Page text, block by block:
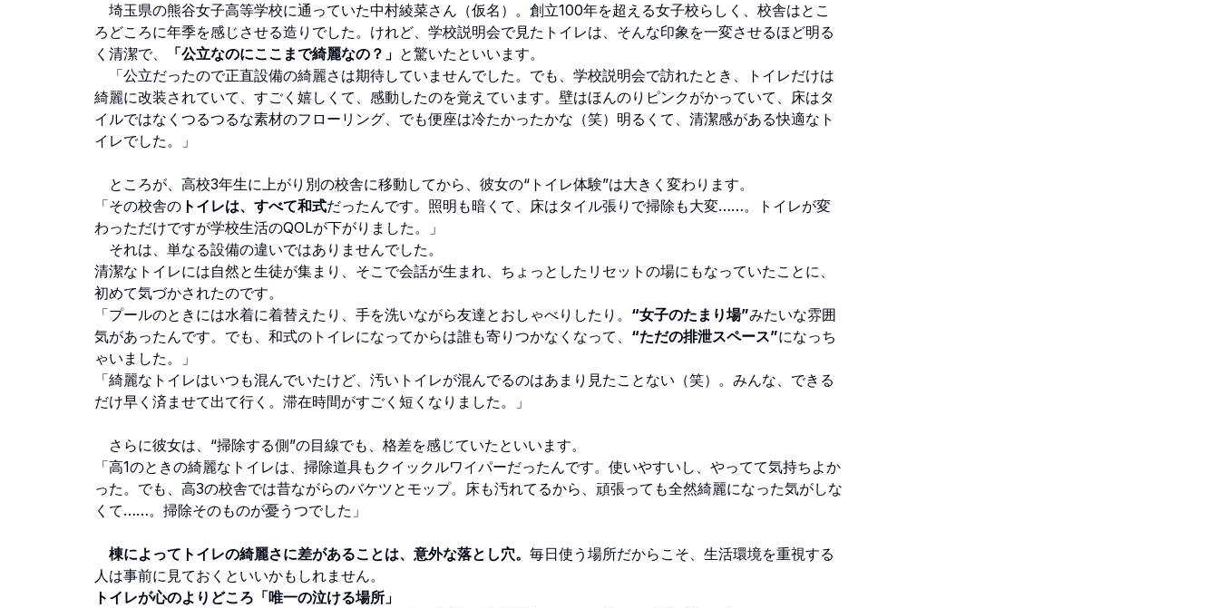
埼玉県の熊谷女子高等学校に通っていた中村綾菜さん（仮名）。創立100年を超える女子校らしく、校舎はとこ
ろどころに年季を感じさせる造りでした。けれど、学校説明会で見たトイレは、そんな印象を一変させるほど明る
く清潔で、
「公立なのにここまで綺麗なの？」 と驚いたといいます。
「公立だったので正直設備の綺麗さは期待していませんでした。でも、学校説明会で訪れたとき、トイレだけは
綺麗に改装されていて、すごく嬉しくて、感動したのを覚えています。壁はほんのりピンクがかっていて、床はタ
イルではなくつるつるな素材のフローリング、でも便座は冷たかったかな（笑）明るくて、清潔感がある快適なト
イレでした。」
ところが、高校3年生に上がり別の校舎に移動してから、彼女の“トイレ体験”は大きく変わります。
「その校舎の トイレは、すべて和式だったんです。照明も暗くて、床はタイル張りで掃除も大変……。トイレが変
わっただけですが学校生活のQOLが下がりました。」
それは、単なる設備の違いではありませんでした。
清潔なトイレには自然と生徒が集まり、そこで会話が生まれ、ちょっとしたリセットの場にもなっていたことに、
初めて気づかされたのです。
「プールのときには水着に着替えたり、手を洗いながら友達とおしゃべりしたり。 “女子のたまり場”みたいな雰囲
気があったんです。でも、和式のトイレになってからは誰も寄りつかなくなって、 “ただの排泄スペース”になっち
ゃいました。」
「綺麗なトイレはいつも混んでいたけど、汚いトイレが混んでるのはあまり見たことない（笑）。みんな、できる
だけ早く済ませて出て行く。滞在時間がすごく短くなりました。」
さらに彼女は、“掃除する側”の目線でも、格差を感じていたといいます。
「高1のときの綺麗なトイレは、掃除道具もクイックルワイパーだったんです。使いやすいし、やってて気持ちよか
った。でも、高3の校舎では昔ながらのバケツとモップ。床も汚れてるから、頑張っても全然綺麗になった気がしな
くて……。掃除そのものが憂うつでした」
棟によってトイレの綺麗さに差があることは、意外な落とし穴。 毎日使う場所だからこそ、生活環境を重視する
人は事前に見ておくといいかもしれません。
トイレが心のよりどころ「唯一の泣ける場所」